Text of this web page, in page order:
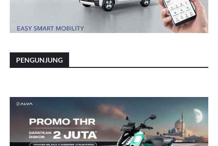
PENGUNJUNG